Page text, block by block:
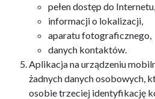
pełen dostęp do
informacji o lokalizacji,
aparatu fotograficznego,
danych kontaktów.
Aplikacja na urządzeniu
żadnych danych osobowych,
osobie trzeciej identyfikację